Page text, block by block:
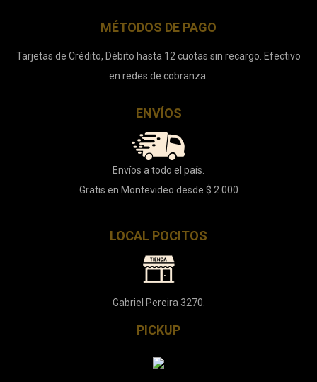
MÉTODOS DE PAGO
Tarjetas de Crédito, Débito hasta 12 cuotas sin recargo. Efectivo
en redes de cobranza.
ENVÍOS
Envíos a todo el país.
Gratis en Montevideo desde $ 2.000
LOCAL POCITOS
Gabriel Pereira 3270.
PICKUP